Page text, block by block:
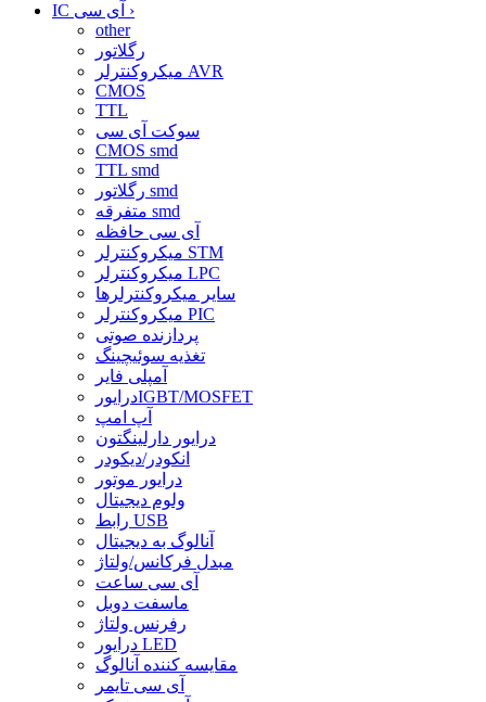
›
other
رگلاتور
میکروکنترلر AVR
CMOS
TTL
سوکت آی سی
CMOS smd
TTL smd
رگلاتور smd
متفرقه smd
آی سی حافظه
میکروکنترلر STM
میکروکنترلر LPC
سایر میکروکنترلرها
میکروکنترلر PIC
پردازنده صوتی
تغذیه سوئیچینگ
آمپلی فایر
درایورIGBT/MOSFET
آپ امپ
درایور دارلینگتون
انکودر/دیکودر
درایور موتور
ولوم دیجیتال
رابط USB
آنالوگ به دیجیتال
مبدل فرکانس/ولتاژ
آی سی ساعت
ماسفت دوبل
رفرنس ولتاژ
درایور LED
مقایسه کننده آنالوگ
آی سی تایمر